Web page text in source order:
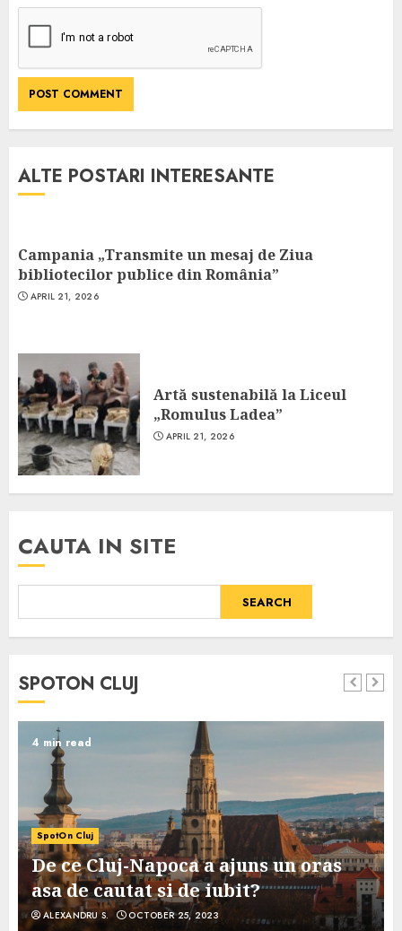
ALTE POSTARI INTERESANTE
Campania „Transmite un mesaj de Ziua
bibliotecilor publice din România”
APRIL 21, 2026
Artă sustenabilă la Liceul
„Romulus Ladea”
APRIL 21, 2026
CAUTA IN SITE
SEARCH
SPOTON CLUJ
4 min read
SpotOn Cluj
De ce Cluj-Napoca a ajuns un oras
asa de cautat si de iubit?
ALEXANDRU S. OCTOBER 25, 2023